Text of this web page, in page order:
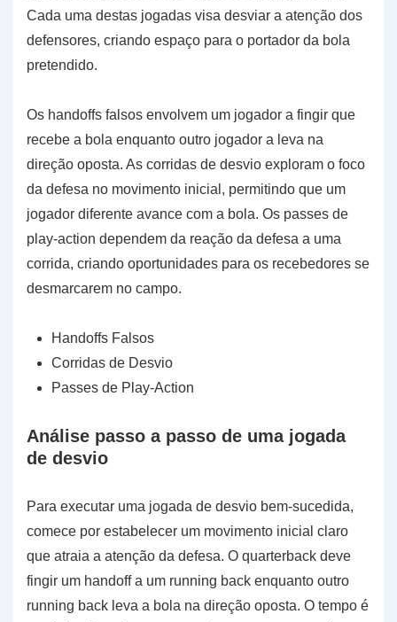
Cada uma destas jogadas visa desviar a atenção dos
defensores, criando espaço para o portador da bola
pretendido.
Os handoffs falsos envolvem um jogador a fingir que
recebe a bola enquanto outro jogador a leva na
direção oposta. As corridas de desvio exploram o foco
da defesa no movimento inicial, permitindo que um
jogador diferente avance com a bola. Os passes de
play-action dependem da reação da defesa a uma
corrida, criando oportunidades para os recebedores se
desmarcarem no campo.
Handoffs Falsos
Corridas de Desvio
Passes de Play-Action
Análise passo a passo de uma jogada
de desvio
Para executar uma jogada de desvio bem-sucedida,
comece por estabelecer um movimento inicial claro
que atraia a atenção da defesa. O quarterback deve
fingir um handoff a um running back enquanto outro
running back leva a bola na direção oposta. O tempo é